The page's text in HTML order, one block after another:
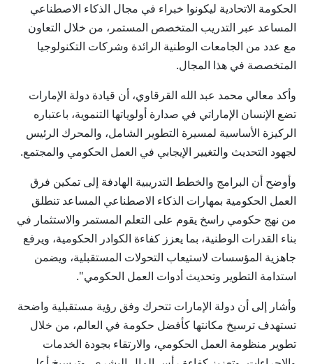
الحكومة الاتحادية ليكونوا خبراء في مجال الذكاء الاصطناعي
المساعد عبر التدريب المتخصص المستمر، من خلال التعاون
مع عدد من الجامعات الوطنية الرائدة وشركات التكنولوجيا
المتخصصة في هذا المجال.
وأكد معالي محمد عبد الله القرقاوي، أن قيادة دولة الإمارات
تضع الإنسان الإماراتي في صدارة أولوياتها التنموية، باعتباره
الركيزة الأساسية لمسيرة التطوير الشامل، والمحرك الرئيس
لجهود التحديث والتغيير الإيجابي في العمل الحكومي والمجتمع.
وأوضح أن البرامج والخطط التدريبية الهادفة إلى تمكين فرق
العمل الحكومية بمهارات الذكاء الاصطناعي المساعد تنطلق
من نهج حكومي راسخ يقوم على التعلم المستمر والاستثمار في
بناء القدرات الوطنية، بما يعزز كفاءة الكوادر الحكومية، ويرفع
جاهزية المؤسسات لاستيعاب التحولات المستقبلية، ويضمن
استدامة التطوير وتحديث أدوات العمل الحكومي".
وأشار إلى أن دولة الإمارات تتحرك وفق رؤية مستقبلية واضحة
تستهدف ترسيخ مكانتها كأفضل حكومة في العالم، من خلال
تطوير منظومة العمل الحكومي، والارتقاء بجودة الخدمات